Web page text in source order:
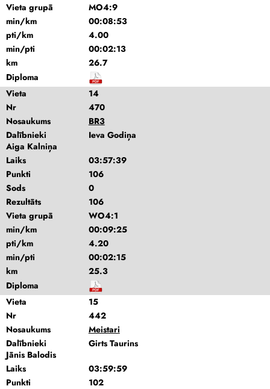
Vieta grupā
MO4:9
min/km
00:08:53
pti/km
4.00
min/pti
00:02:13
km
26.7
Diploma
Vieta
14
Nr
470
Nosaukums
BR3
Dalībnieki
Ieva Godiņa
Aiga Kalniņa
Laiks
03:57:39
Punkti
106
Sods
0
Rezultāts
106
Vieta grupā
WO4:1
min/km
00:09:25
pti/km
4.20
min/pti
00:02:15
km
25.3
Diploma
Vieta
15
Nr
442
Nosaukums
Meistari
Dalībnieki
Girts Taurins
Jānis Balodis
Laiks
03:59:59
Punkti
102